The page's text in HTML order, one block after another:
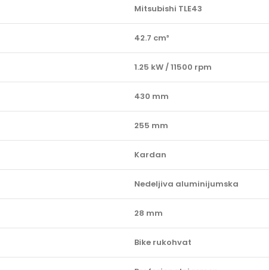
Mitsubishi TLE43
42.7 cm³
1.25 kW / 11500 rpm
430 mm
255 mm
Kardan
Nedeljiva aluminijumska
28 mm
Bike rukohvat